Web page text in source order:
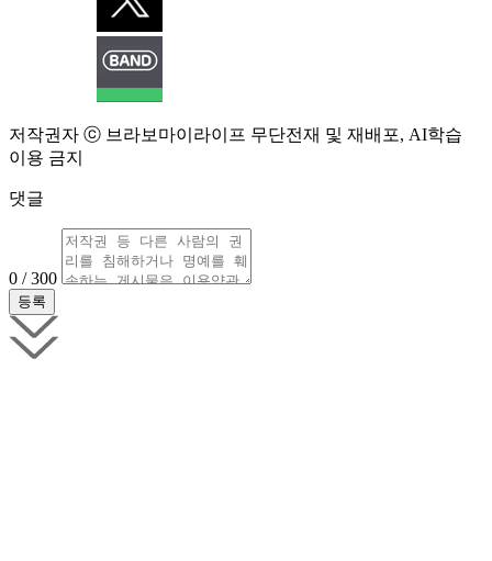
저작권자 ⓒ 브라보마이라이프 무단전재 및 재배포, AI학습
이용 금지
댓글
0 / 300